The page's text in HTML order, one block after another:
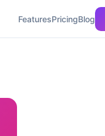
FeaturesPricingBlog